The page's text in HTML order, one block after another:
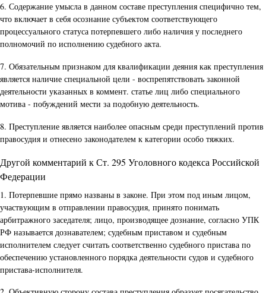
6. Содержание умысла в данном составе преступления специфично тем,
что включает в себя осознание субъектом соответствующего
процессуального статуса потерпевшего либо наличия у последнего
полномочий по исполнению судебного акта.
7. Обязательным признаком для квалификации деяния как преступления
является наличие специальной цели - воспрепятствовать законной
деятельности указанных в коммент. статье лиц либо специального
мотива - побуждений мести за подобную деятельность.
8. Преступление является наиболее опасным среди преступлений против
правосудия и отнесено законодателем к категории особо тяжких.
Другой комментарий к Ст. 295 Уголовного кодекса Российской
Федерации
1. Потерпевшие прямо названы в законе. При этом под иным лицом,
участвующим в отправлении правосудия, принято понимать
арбитражного заседателя; лицо, производящее дознание, согласно УПК
РФ называется дознавателем; судебным приставом и судебным
исполнителем следует считать соответственно судебного пристава по
обеспечению установленного порядка деятельности судов и судебного
пристава-исполнителя.